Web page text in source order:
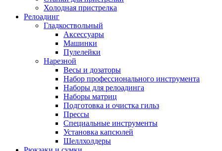
Холодная пристрелка
Релоадинг
Гладкоствольный
Аксессуары
Машинки
Пулелейки
Нарезной
Весы и дозаторы
Набор профессионального инструмента
Наборы для релоадинга
Наборы матриц
Подготовка и очистка гильз
Прессы
Специальные инструменты
Установка капсюлей
Шеллхолдеры